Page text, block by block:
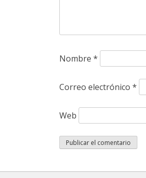
Nombre *
Correo electrónico *
Web